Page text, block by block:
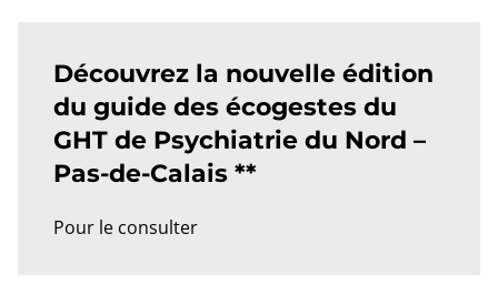
Découvrez la nouvelle édition
du guide des écogestes du
GHT de Psychiatrie du Nord –
Pas-de-Calais **
Pour le consulter